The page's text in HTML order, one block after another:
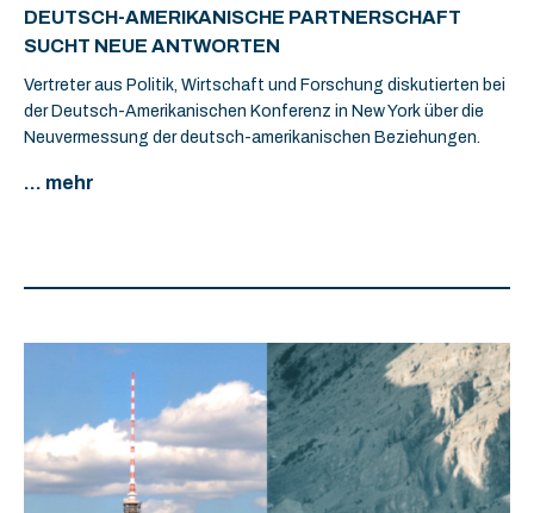
DEUTSCH-AMERIKANISCHE PARTNERSCHAFT
SUCHT NEUE ANTWORTEN
Vertreter aus Politik, Wirtschaft und Forschung diskutierten bei
der Deutsch-Amerikanischen Konferenz in New York über die
Neuvermessung der deutsch-amerikanischen Beziehungen.
... mehr